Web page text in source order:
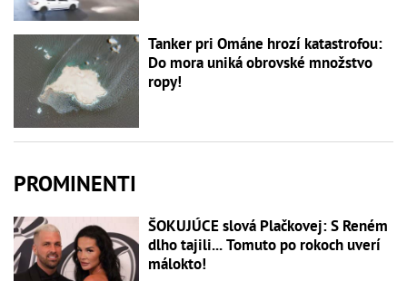
Tanker pri Ománe hrozí katastrofou:
Do mora uniká obrovské množstvo
ropy!
PROMINENTI
ŠOKUJÚCE slová Plačkovej: S Reném
dlho tajili... Tomuto po rokoch uverí
málokto!